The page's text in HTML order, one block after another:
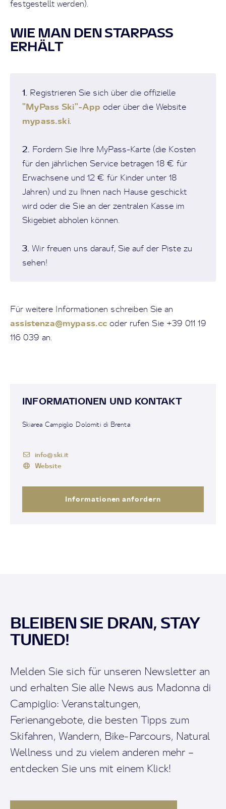
festgestellt werden).
WIE MAN DEN STARPASS
ERHÄLT
1. Registrieren Sie sich über die offizielle
"MyPass Ski"-App oder über die Website
mypass.ski.
2. Fordern Sie Ihre MyPass-Karte (die Kosten
für den jährlichen Service betragen 18 € für
Erwachsene und 12 € für Kinder unter 18
Jahren) und zu Ihnen nach Hause geschickt
wird oder die Sie an der zentralen Kasse im
Skigebiet abholen können.
3. Wir freuen uns darauf, Sie auf der Piste zu
sehen!
Für weitere Informationen schreiben Sie an
assistenza@mypass.cc oder rufen Sie +39 011 19
116 039 an.
INFORMATIONEN UND KONTAKT
Skiarea Campiglio Dolomiti di Brenta
info@ski.it
Website
Informationen anfordern
BLEIBEN SIE DRAN, STAY
TUNED!
Melden Sie sich für unseren Newsletter an
und erhalten Sie alle News aus Madonna di
Campiglio: Veranstaltungen,
Ferienangebote, die besten Tipps zum
Skifahren, Wandern, Bike-Parcours, Natural
Wellness und zu vielem anderen mehr –
entdecken Sie uns mit einem Klick!